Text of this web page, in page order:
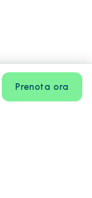
Prenota ora